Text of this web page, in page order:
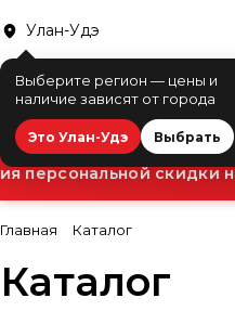
Улан-Удэ
Выберите регион — цены и
наличие зависят от города
Это Улан-Удэ Выбрать
персональной скидки
Главная Каталог
Каталог